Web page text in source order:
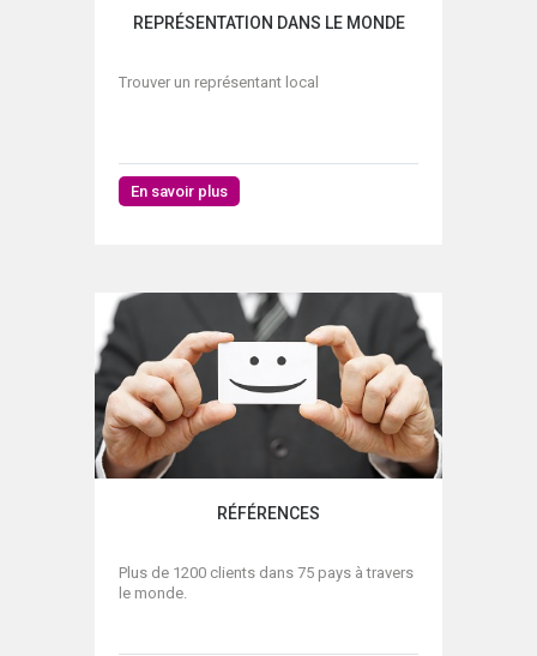
REPRÉSENTATION DANS LE MONDE
Trouver un représentant local
En savoir plus
RÉFÉRENCES
Plus de 1200 clients dans 75 pays à travers
le monde.